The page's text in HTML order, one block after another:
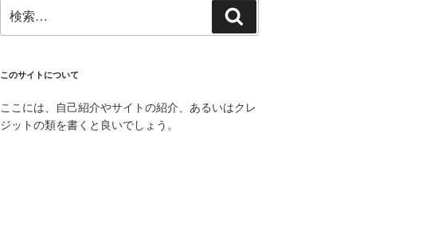
索:
索
このサイトについて
ここには、自己紹介やサイトの紹介、あるいはクレ
ジットの類を書くと良いでしょう。